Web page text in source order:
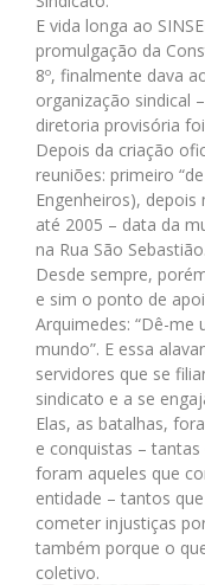
E vida longa ao
promulgação da
8º, finalmente dava
organização sindical
diretoria provisória
Depois da criação
reuniões: primeiro
Engenheiros),
até 2005 – data da
na Rua São Sebastião.
Desde sempre,
e sim o ponto de
Arquimedes: “Dê-
mundo”. E essa
servidores que se
sindicato e a se
Elas, as batalhas,
e conquistas –
foram aqueles que
entidade – tantos
cometer injustiças
também porque o
coletivo.